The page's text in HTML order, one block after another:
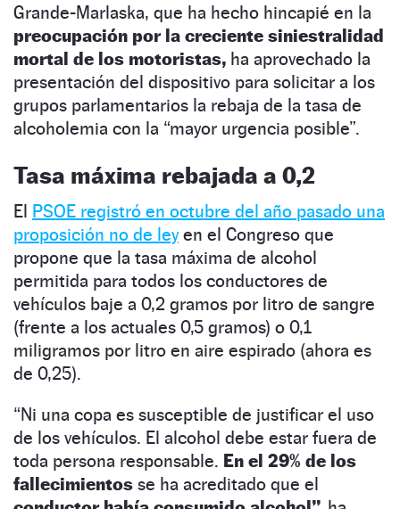
Grande-Marlaska, que ha hecho hincapié en la
preocupación por la creciente siniestralidad
mortal de los motoristas, ha aprovechado la
presentación del dispositivo para solicitar a los
grupos parlamentarios la rebaja de la tasa de
alcoholemia con la “mayor urgencia posible”.
Tasa máxima rebajada a 0,2
El PSOE registró en octubre del año pasado una
proposición no de leyen el Congreso que
propone que la tasa máxima de alcohol
permitida para todos los conductores de
vehículos baje a 0,2 gramos por litro de sangre
(frente a los actuales 0,5 gramos) o 0,1
miligramos por litro en aire espirado (ahora es
de 0,25).
“Ni una copa es susceptible de justificar el uso
de los vehículos. El alcohol debe estar fuera de
toda persona responsable. En el 29% de los
fallecimientos se ha acreditado que el